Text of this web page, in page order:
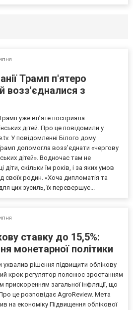
Трамп п'ятеро
возз'єдналися з
уже впʼяте посприяла
дітей. Про це повідомили у
У повідомленні Білого дому
допомогла возз’єднати «чергову
дітей». Водночас там не
діти, скільки їм років, і за яких умов
своїх родин. «Хоча дипломатія та
цих зусиль, їх перевершує...
ставку до 15,5%:
монетарної політики
ухвалив рішення підвищити облікову
крок регулятор пояснює зростанням
прискоренням загальної інфляції, що
це розповідає AgroReview. Мета
на економіку Підвищення облікової